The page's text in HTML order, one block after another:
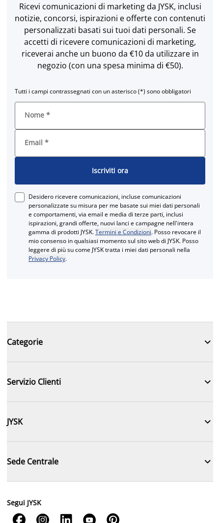
Ricevi comunicazioni di marketing da JYSK, inclusi
notizie, concorsi, ispirazioni e offerte con contenuti
personalizzati basati sui tuoi dati personali. Se
accetti di ricevere comunicazioni di marketing,
riceverai anche un buono da €10 da utilizzare in
negozio (con una spesa minima di €50).
Tutti i campi contrassegnati con un asterisco (*) sono obbligatori
Nome *
Email *
Iscriviti ora
Desidero ricevere comunicazioni, incluse comunicazioni
personalizzate su misura per me basate sui miei dati personali
e comportamenti, via email e media di terze parti, inclusi
ispirazioni, grandi offerte, nuovi lanci e campagne nell'intera
gamma di prodotti JYSK.Termini e Condizioni. Posso revocare il
mio consenso in qualsiasi momento sul sito web di JYSK. Posso
leggere di più su come JYSK tratta i miei dati personali nella
Privacy Policy.
Categorie 
Servizio Clienti 
JYSK 
Sede Centrale 
Segui JYSK
    